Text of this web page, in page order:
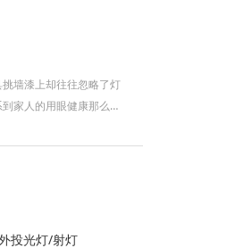
墙漆上却往往忽略了灯
家人的用眼健康那么到
房书房不同空间对灯光